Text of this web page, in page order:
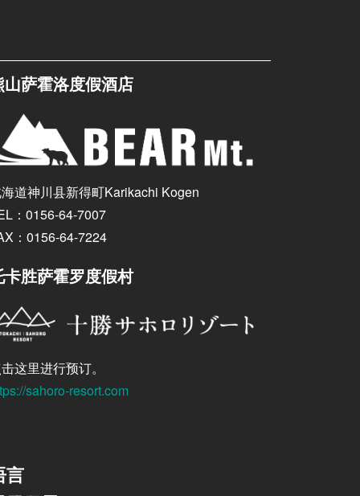
山萨霍洛度假酒店
道神川县新得町Karikachi Kogen
：0156-64-7007
：0156-64-7224
卡胜萨霍罗度假村
这里进行预订。
sahoro-resort.com
言